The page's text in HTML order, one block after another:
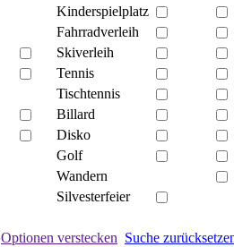
Kinderspielplatz
Fahrradverleih
Skiverleih
Tennis
Tischtennis
Billard
Disko
Golf
Wandern
Silvesterfeier
Optionen verstecken Suche